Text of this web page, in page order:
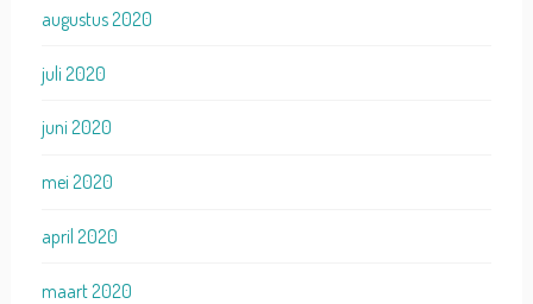
augustus 2020
juli 2020
juni 2020
mei 2020
april 2020
maart 2020